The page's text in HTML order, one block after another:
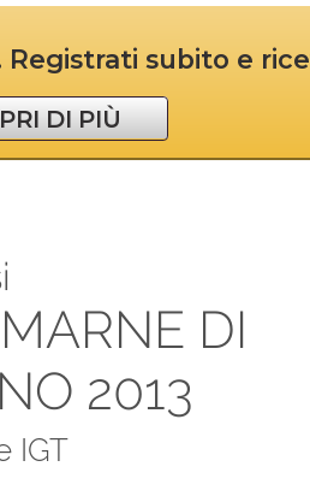
subito e
DI PIÙ
DI
2013
IGT